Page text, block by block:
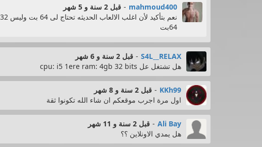
mahmoud400
- قبل 2 سنة و 5 شهر
64بت
S4L__RELAX
- قبل 2 سنة و 6 شهر
هل تشتغل عل cpu: i5 1ere ram: 4gb 32 bits
KKh99
- قبل 2 سنة و 8 شهر
اول مرة اجرب موقعكم ان شاء الله تكونوا ثقة
Ali Bay
- قبل 2 سنة و 11 شهر
هل يمدي الاونلاين ؟؟